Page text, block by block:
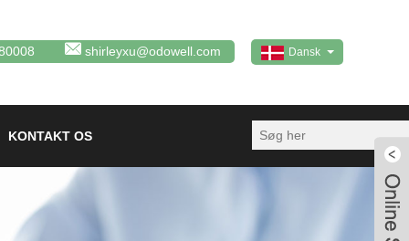
Dansk
shirleyxu@odowell.com
KONTAKT OS